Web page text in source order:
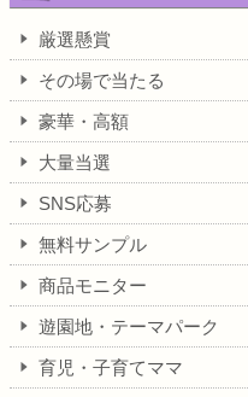
厳選懸賞
その場で当たる
豪華・高額
大量当選
SNS応募
無料サンプル
商品モニター
遊園地・テーマパーク
育児・子育てママ